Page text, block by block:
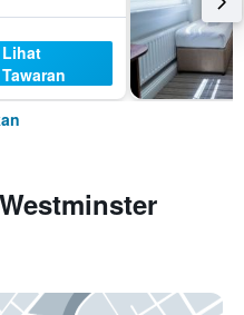
Lihat
Tawaran